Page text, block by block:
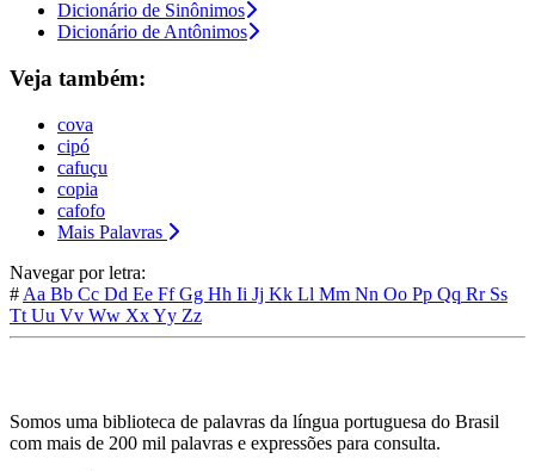
Dicionário de Sinônimos
Dicionário de Antônimos
Veja também:
cova
cipó
cafuçu
copia
cafofo
Mais Palavras
Navegar por letra:
# Aa Bb Cc Dd Ee FfGg Hh Ii Jj Kk Ll Mm Nn Oo Pp Qq Rr Ss
Tt Uu Vv Ww XxYy Zz
Somos uma biblioteca de palavras da língua portuguesa do Brasil
com mais de 200 mil palavras e expressões para consulta.